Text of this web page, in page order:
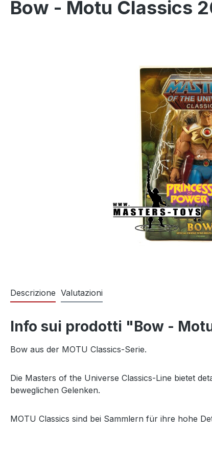
Bow - Motu Classics
Descrizione Valutazioni
Info sui prodotti "Bow -
Bow aus der MOTU Classics-Serie.
Die Masters of the Universe Classics-Line bietet
beweglichen Gelenken.
MOTU Classics sind bei Sammlern für ihre hohe